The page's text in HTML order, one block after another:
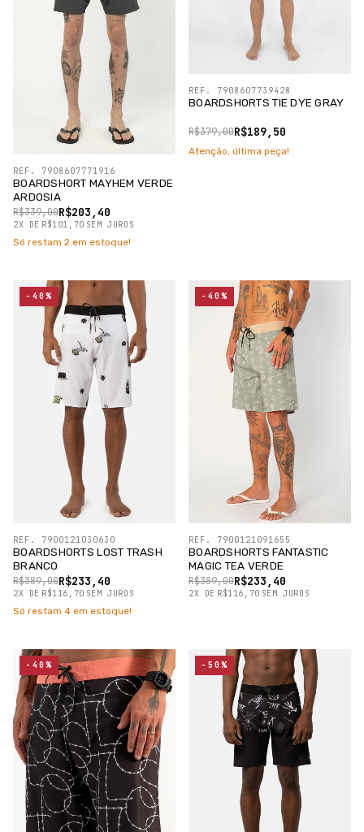
BOARDSHORT MAYHEM VERDE
ARDOSIA
R$203,40
R$339,00
2X DE R$101,70 SEM JUROS
REF. 7908607771916
Só restam 2 em estoque!
BOARDSHORTS TIE DYE GRAY
R$189,50
R$379,00
REF. 7908607739428
Atenção, última peça!
BOARDSHORTS LOST TRASH
BRANCO
R$233,40
R$389,00
2X DE R$116,70 SEM JUROS
REF. 7900121030630
-40%
Só restam 4 em estoque!
BOARDSHORTS FANTASTIC
MAGIC TEA VERDE
R$233,40
R$389,00
2X DE R$116,70 SEM JUROS
REF. 7900121091655
-40%
-40% -50%